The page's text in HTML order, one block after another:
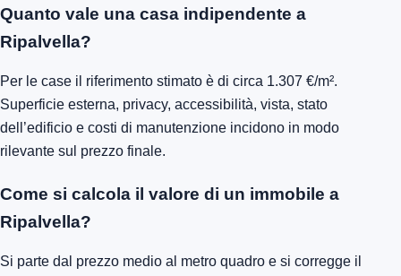
Quanto vale una casa indipendente a
Ripalvella?
Per le case il riferimento stimato è di circa 1.307 €/m².
Superficie esterna, privacy, accessibilità, vista, stato
dell’edificio e costi di manutenzione incidono in modo
rilevante sul prezzo finale.
Come si calcola il valore di un immobile a
Ripalvella?
Si parte dal prezzo medio al metro quadro e si corregge il